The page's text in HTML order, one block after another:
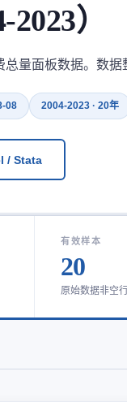
）
量面板数据。数据
08 2004-2023 · 20年
/ Stata
有效样本
20
原始数据非空